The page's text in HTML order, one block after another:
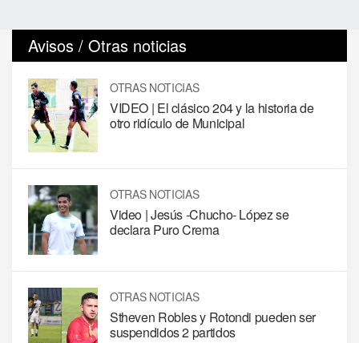
Avisos / Otras noticias
OTRAS NOTICIAS
VIDEO | El clásico 204 y la historia de
otro ridículo de Municipal
OTRAS NOTICIAS
Video | Jesús -Chucho- López se
declara Puro Crema
OTRAS NOTICIAS
Stheven Robles y Rotondi pueden ser
suspendidos 2 partidos